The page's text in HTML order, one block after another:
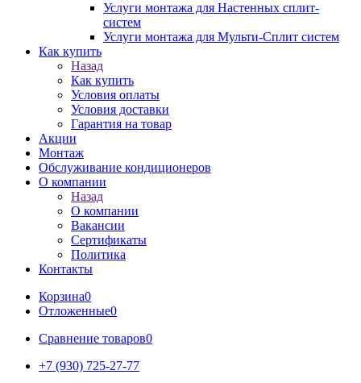
Услуги монтажа для Настенных сплит-
систем
Услуги монтажа для Мульти-Сплит систем
Как купить
Назад
Как купить
Условия оплаты
Условия доставки
Гарантия на товар
Акции
Монтаж
Обслуживание кондиционеров
О компании
Назад
О компании
Вакансии
Сертификаты
Политика
Контакты
Корзина0
Отложенные0
Сравнение товаров0
+7 (930) 725-27-77